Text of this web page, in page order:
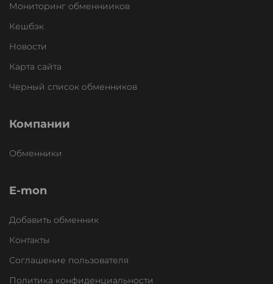
Мониторинг обменнииков
Кешбэк
Новости
Карта сайта
Черный список обменников
Компании
Обменники
E-mon
Добавить обменник
Контакты
Соглашение пользователя
Политика конфиденциальности